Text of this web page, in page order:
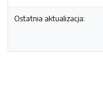
Ostatnia aktualizacja: